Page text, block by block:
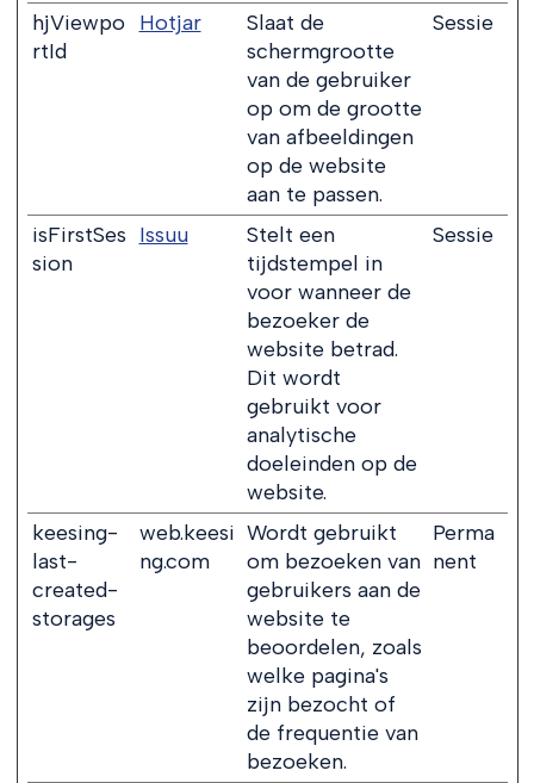
hjViewpo
rtId
Hotjar
Slaat de
schermgrootte
van de gebruiker
op om de grootte
van afbeeldingen
op de website
aan te passen.
Sessie
isFirstSes
sion
Issuu
Stelt een
tijdstempel in
voor wanneer de
bezoeker de
website betrad.
Dit wordt
gebruikt voor
analytische
doeleinden op de
website.
Sessie
keesing-
last-
created-
storages
web.keesi
ng.com
Wordt gebruikt
om bezoeken van
gebruikers aan de
website te
beoordelen, zoals
welke pagina's
zijn bezocht of
de frequentie van
bezoeken.
Perma
nent